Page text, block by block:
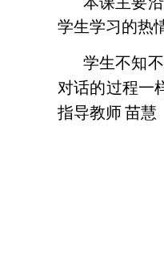
学生学习的热
学生不知
对话的过程一
指导教师苗慧